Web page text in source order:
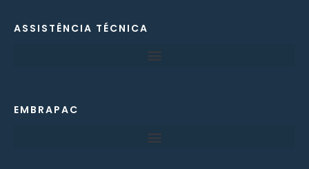
ASSISTÊNCIA TÉCNICA
EMBRAPAC